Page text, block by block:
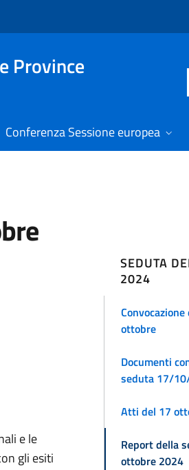
Province
Conferenza Sessione europea
e le
gli esiti
SEDUTA
2024
ottobre
Documenti
seduta 17/
Atti del 17
Report della
ottobre 2024